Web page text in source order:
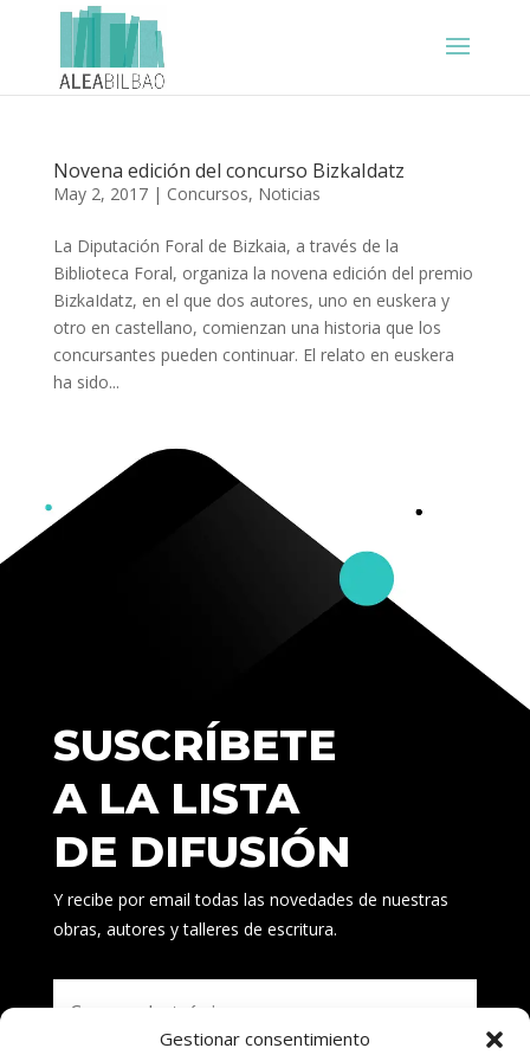
Gestionar consentimiento
Novena edición del concurso BizkaIdatz
May 2, 2017| Concursos, Noticias
La Diputación Foral de Bizkaia, a través de la
Biblioteca Foral, organiza la novena edición del premio
BizkaIdatz, en el que dos autores, uno en euskera y
otro en castellano, comienzan una historia que los
concursantes pueden continuar. El relato en euskera
ha sido...
SUSCRÍBETE
A LA LISTA
DE DIFUSIÓN
Y recibe por email todas las novedades de nuestras
obras, autores y talleres de escritura.